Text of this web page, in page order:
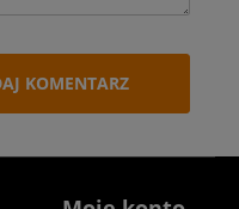
KOMENTARZ